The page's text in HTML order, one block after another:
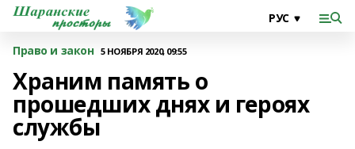
Право и закон 5 НОЯБРЯ 2020, 09:55
Храним память о
прошедших днях и героях
службы